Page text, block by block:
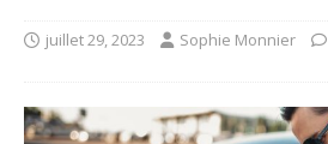
juillet 29, 2023 Sophie Monnier